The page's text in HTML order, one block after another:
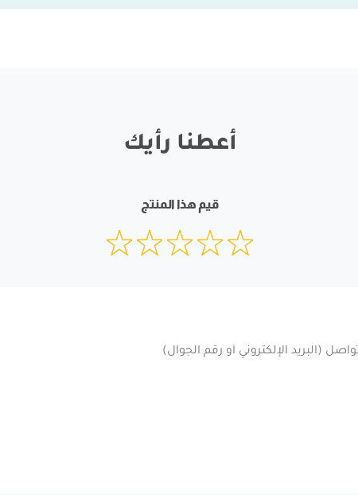
أعطنا رأيك
قيم هذا المنتج